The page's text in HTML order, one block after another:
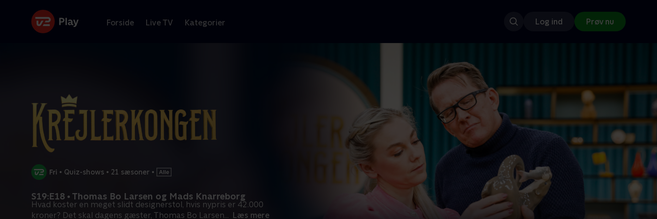
Forside Live TV Kategorier Log ind Prøv nu
• Quiz-shows • 21 sæsoner •
S19:E18 • Thomas Bo Larsen og Mads Knarreborg
Hvad koster en meget slidt designerstol, hvis nypris er 42.000
kroner? Det skal dagens gæster, Thomas Bo Larsen... Læs mere